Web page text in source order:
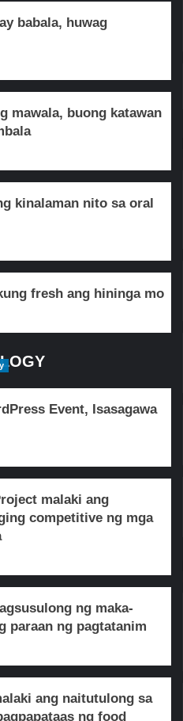
babala, huwag
mawala, buong katawan
kinalaman nito sa oral
fresh ang hininga mo
Event, Isasagawa
malaki ang
competitive ng mga
ng maka-
paraan ng pagtatanim
ang naitutulong sa
ng food